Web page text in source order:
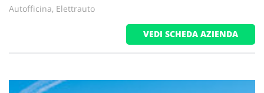
Autofficina, Elettrauto
VEDI SCHEDA AZIENDA